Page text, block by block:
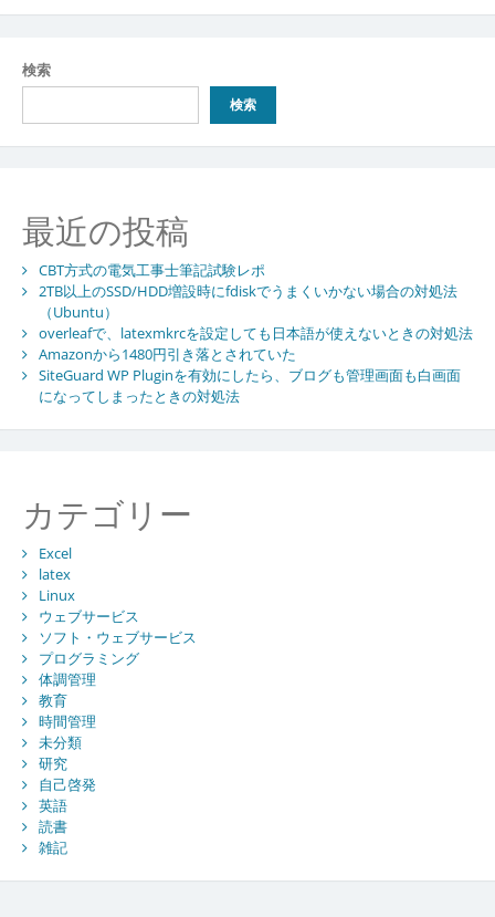
検索
検索
最近の投稿
CBT方式の電気工事士筆記試験レポ
2TB以上のSSD/HDD増設時にfdiskでうまくいかない場合の対処法
（Ubuntu）
overleafで、latexmkrcを設定しても日本語が使えないときの対処法
Amazonから1480円引き落とされていた
SiteGuard WP Pluginを有効にしたら、ブログも管理画面も白画面
になってしまったときの対処法
カテゴリー
Excel
latex
Linux
ウェブサービス
ソフト・ウェブサービス
プログラミング
体調管理
教育
時間管理
未分類
研究
自己啓発
英語
読書
雑記